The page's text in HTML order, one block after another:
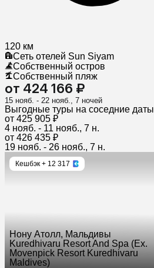
120 км
Сеть отелей Sun Siyam
Собственный остров
Собственный пляж
от 424 166 ₽
15 нояб. - 22 нояб., 7 ночей
Выгодные туры на соседние даты
от 425 905 ₽
4 нояб. - 11 нояб., 7 н.
от 426 435 ₽
19 нояб. - 26 нояб., 7 н.
Кешбэк + 12 317
Нону Атолл, Мальдивы
Kuredhivaru Resort And Spa (Ex.
Movenpick Resort Kuredhivaru
Maldives)